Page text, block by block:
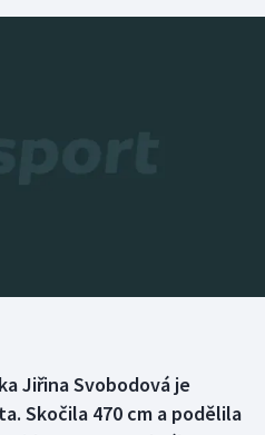
Jiřina Svobodová je
Skočila 470 cm a podělila